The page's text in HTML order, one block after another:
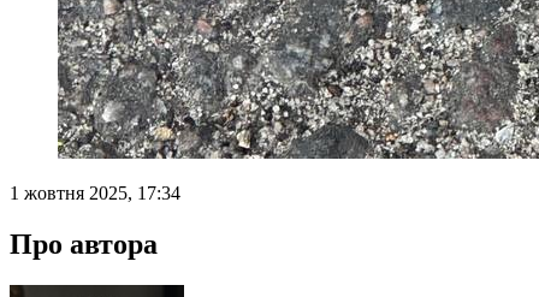
1 жовтня 2025, 17:34
Про автора